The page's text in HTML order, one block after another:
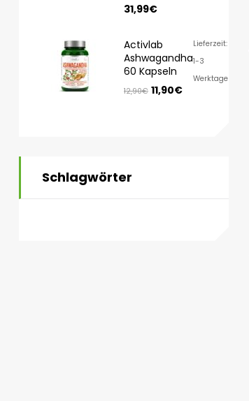
31,99€
Activlab
Ashwagandha
60 Kapseln
12,90€ 11,90€
Lieferzeit:
1-3
Werktage
Schlagwörter